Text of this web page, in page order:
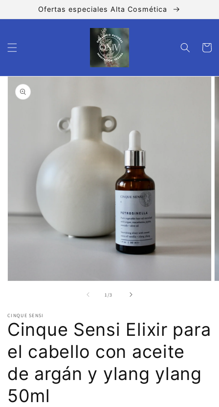
directamente
al contenido
Ofertas especiales Alta Cosmética
Carrito
directamente
a la
información
en
una
ventana
modal
1 /
de3
CINQUE SENSI
Cinque Sensi Elixir para
el cabello con aceite
de argán y ylang ylang
50ml